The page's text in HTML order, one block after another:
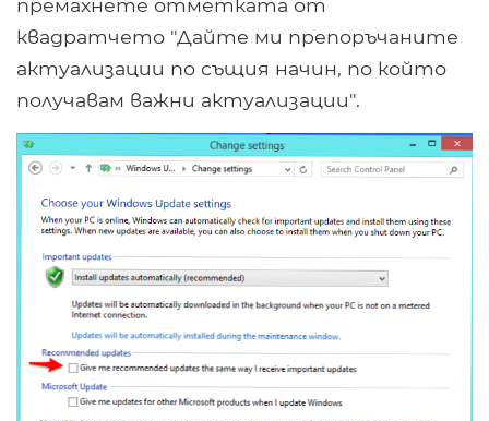
квадратчето "Дайте ми препоръчаните
актуализации по същия начин, по който
получавам важни актуализации".